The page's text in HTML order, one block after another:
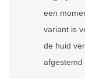
een
variant is
de huid
afgestemd